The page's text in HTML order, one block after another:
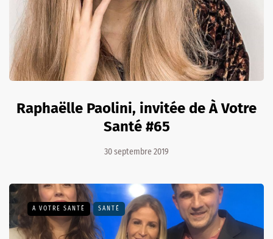
Raphaëlle Paolini, invitée de À Votre
Santé #65
30 septembre 2019
A VOTRE SANTÉ SANTÉ